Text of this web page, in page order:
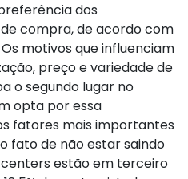
dos
compra, de acordo com
motivos que influenciam
preço e variedade de
o segundo lugar no
opta por essa
fatores mais importantes
fato de não estar saindo
estão em terceiro